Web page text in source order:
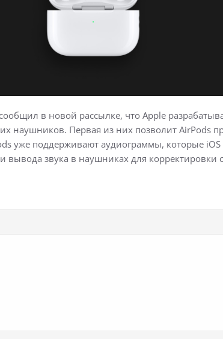
в новой рассылке, что Apple
наушников. Первая из них позволит AirPods
уже поддерживают аудиограммы, которые
вывода звука в наушниках для корректировки